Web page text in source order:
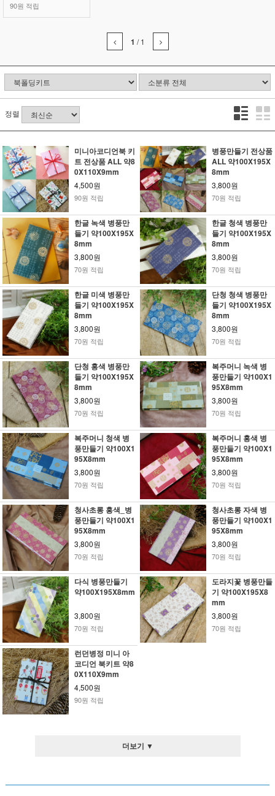
90원 적립
1 /1
정렬
미니아코디언북 키
트 전상품 ALL 약8
0X110X9mm
4,500원
90원 적립
병풍만들기 전상품
ALL 약100X195X
8mm
3,800원
70원 적립
한글 녹색 병풍만
들기 약100X195X
8mm
3,800원
70원 적립
한글 청색 병풍만
들기 약100X195X
8mm
3,800원
70원 적립
한글 미색 병풍만
들기 약100X195X
8mm
3,800원
70원 적립
단청 청색 병풍만
들기 약100X195X
8mm
3,800원
70원 적립
단청 홍색 병풍만
들기 약100X195X
8mm
3,800원
70원 적립
복주머니 녹색 병
풍만들기 약100X1
95X8mm
3,800원
70원 적립
복주머니 청색 병
풍만들기 약100X1
95X8mm
3,800원
70원 적립
복주머니 홍색 병
풍만들기 약100X1
95X8mm
3,800원
70원 적립
청사초롱 홍색_병
풍만들기 약100X1
95X8mm
3,800원
70원 적립
청사초롱 자색 병
풍만들기 약100X1
95X8mm
3,800원
70원 적립
다식 병풍만들기
약100X195X8mm
3,800원
70원 적립
도라지꽃 병풍만들
기 약100X195X8
mm
3,800원
70원 적립
런던병정 미니 아
코디언 북키트 약8
0X110X9mm
4,500원
90원 적립
더보기 ▼